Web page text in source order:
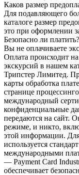
Каков размер
Для подавляющего
каталоге размер
это при оформлении
Безопасно ли платить?
Вы не оплачиваете
Оплата происходит
экскурсий в нашем
Трипстер Лимитед.
карты обработка
странице
международный
конфиденциальные
передаются на сайт.
режиме, и никто,
этой информации.
используется
международными
— Payment Card
обеспечивает